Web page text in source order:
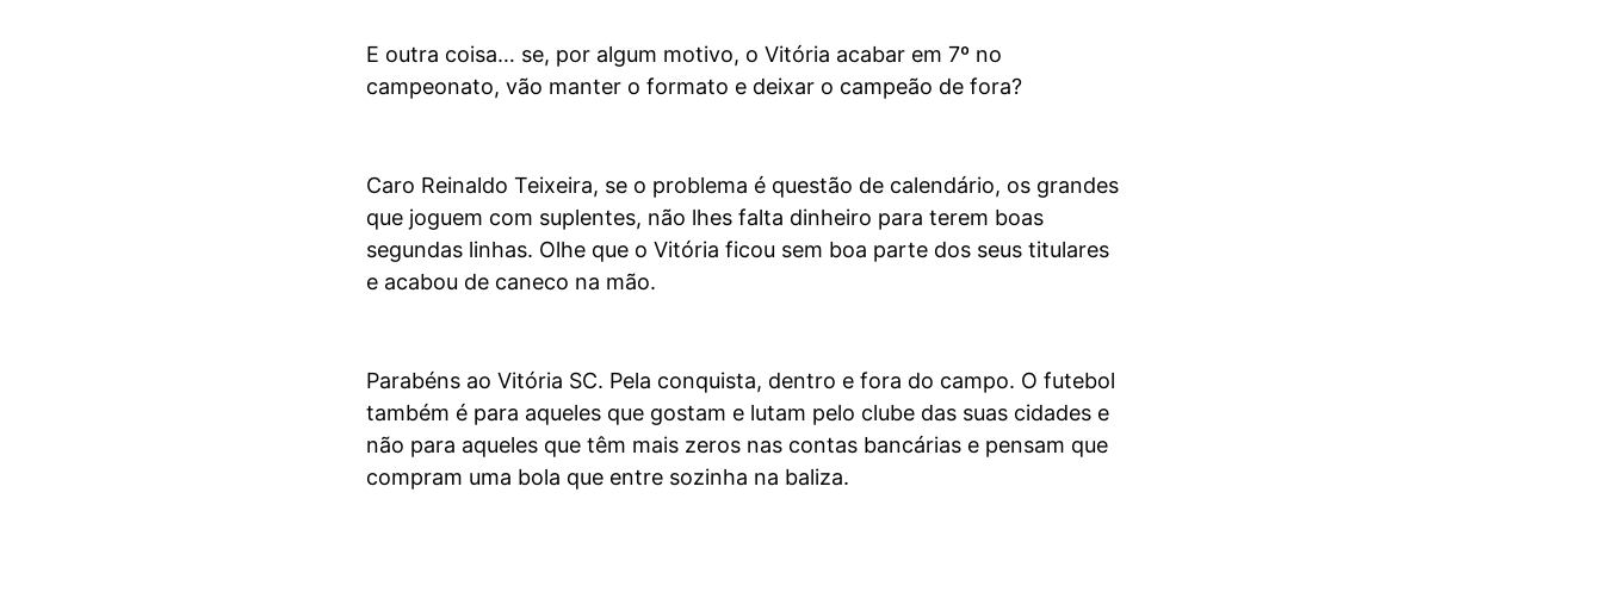
E outra coisa… se, por algum motivo, o Vitória acabar em 7º no
campeonato, vão manter o formato e deixar o campeão de fora?
Caro Reinaldo Teixeira, se o problema é questão de calendário, os grandes
que joguem com suplentes, não lhes falta dinheiro para terem boas
segundas linhas. Olhe que o Vitória ficou sem boa parte dos seus titulares
e acabou de caneco na mão.
Parabéns ao Vitória SC. Pela conquista, dentro e fora do campo. O futebol
também é para aqueles que gostam e lutam pelo clube das suas cidades e
não para aqueles que têm mais zeros nas contas bancárias e pensam que
compram uma bola que entre sozinha na baliza.